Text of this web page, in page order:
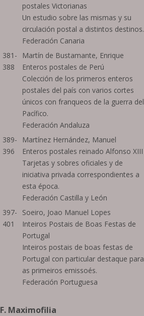
postales Victorianas
Un estudio sobre las mismas y su
circulación postal a distintos destinos.
Federación Canaria
381-
388
Martín de Bustamante, Enrique
Enteros postales de Perú
Colección de los primeros enteros
postales del país con varios cortes
únicos con franqueos de la guerra del
Pacífico.
Federación Andaluza
389-
396
Martínez Hernández, Manuel
Enteros postales reinado Alfonso XIII
Tarjetas y sobres oficiales y de
iniciativa privada correspondientes a
esta época.
Federación Castilla y León
397-
401
Soeiro, Joao Manuel Lopes
Inteiros Postais de Boas Festas de
Portugal
Inteiros postais de boas festas de
Portugal con particular destaque para
as primeiros emissoés.
Federación Portuguesa
F. Maximofilia